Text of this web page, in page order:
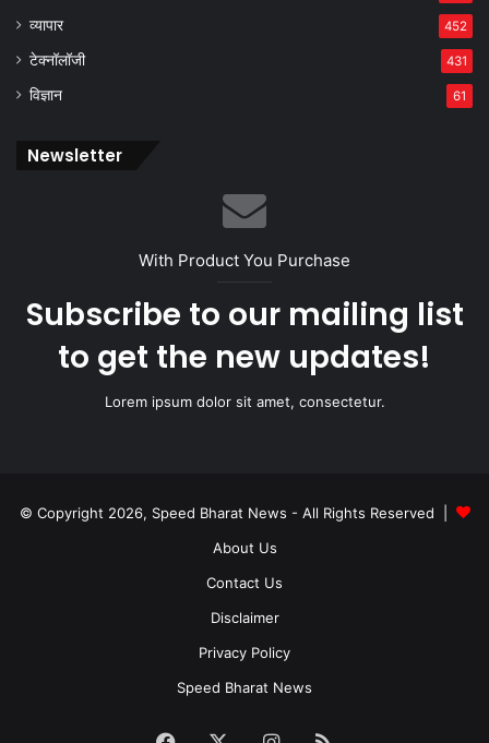
व्यापार 452
टेक्नॉलॉजी 431
विज्ञान 61
Newsletter
With Product You Purchase
Subscribe to our mailing list
to get the new updates!
Lorem ipsum dolor sit amet, consectetur.
© Copyright 2026, Speed Bharat News - All Rights Reserved |
About Us
Contact Us
Disclaimer
Privacy Policy
Speed Bharat News